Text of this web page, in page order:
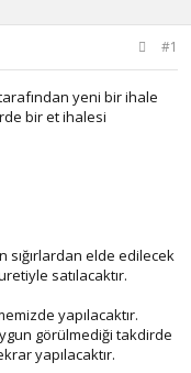
#1
tarafından yeni bir ihale
bir et ihalesi
elde edilecek
satılacaktır.
yapılacaktır.
görülmediği takdirde
yapılacaktır.